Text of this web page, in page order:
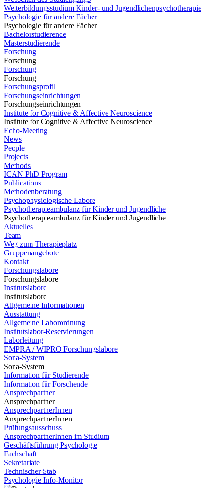
Weiterbildungsstudium Kinder- und Jugendlichenpsychotherapie
Psychologie für andere Fächer
Psychologie für andere Fächer
Bachelorstudierende
Masterstudierende
Forschung
Forschung
Forschung
Forschung
Forschungsprofil
Forschungseinrichtungen
Forschungseinrichtungen
Institute for Cognitive & Affective Neuroscience
Institute for Cognitive & Affective Neuroscience
Echo-Meeting
News
People
Projects
Methods
ICAN PhD Program
Publications
Methodenberatung
Psychophysiologische Labore
Psychotherapieambulanz für Kinder und Jugendliche
Psychotherapieambulanz für Kinder und Jugendliche
Aktuelles
Team
Weg zum Therapieplatz
Gruppenangebote
Kontakt
Forschungslabore
Forschungslabore
Institutslabore
Institutslabore
Allgemeine Informationen
Ausstattung
Allgemeine Laborordnung
Institutslabor-Reservierungen
Laborleitung
EMPRA / WIPRO Forschungslabore
Sona-System
Sona-System
Information für Studierende
Information für Forschende
Ansprechpartner
Ansprechpartner
AnsprechpartnerInnen
AnsprechpartnerInnen
Prüfungsausschuss
AnsprechpartnerInnen im Studium
Geschäftsführung Psychologie
Fachschaft
Sekretariate
Technischer Stab
Psychologie Info-Monitor